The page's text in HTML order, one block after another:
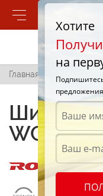
Позвонить
Главная /
Шины
WCS01
Хотите
на